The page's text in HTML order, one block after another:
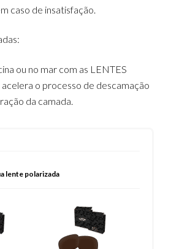
caso de insatisfação.
ou no mar com as LENTES
o processo de descamação
da camada.
lente polarizada